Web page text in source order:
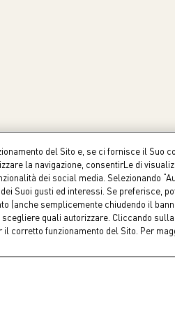
gratuito
e in negozio
del Sito e, se ci fornisce il Suo
la navigazione, consentirLe di
dei social media. Selezionando
Suoi gusti ed interessi. Se preferisce,
(anche semplicemente chiudendo il
quali autorizzare. Cliccando
corretto funzionamento del Sito. Per